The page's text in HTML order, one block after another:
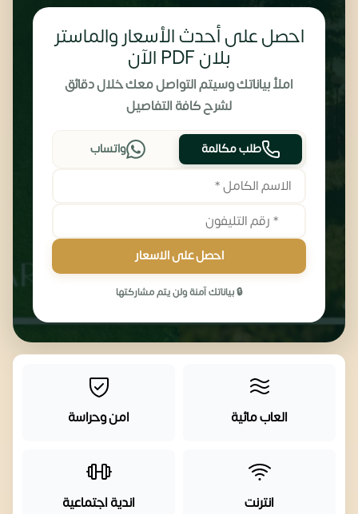
احصل على أحدث الأسعار والماستر
بلان PDF الآن
املأ بياناتك وسيتم التواصل معك خلال دقائق
لشرح كافة التفاصيل
طلب مكالمة واتساب
احصل على الاسعار
🔒 بياناتك آمنة ولن يتم مشاركتها
العاب مائية امن وحراسة
انترنت اندية اجتماعية